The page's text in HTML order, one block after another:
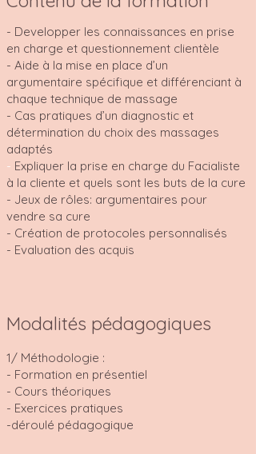
- Developper les connaissances en prise
en charge et questionnement clientèle
- Aide à la mise en place d’un
argumentaire spécifique et différenciant à
chaque technique de massage
- Cas pratiques d’un diagnostic et
détermination du choix des massages
adaptés
- Expliquer la prise en charge du Facialiste
à la cliente et quels sont les buts de la cure
- Jeux de rôles: argumentaires pour
vendre sa cure
- Création de protocoles personnalisés
- Evaluation des acquis
Modalités pédagogiques
1/ Méthodologie :
- Formation en présentiel
- Cours théoriques
- Exercices pratiques
-déroulé pédagogique